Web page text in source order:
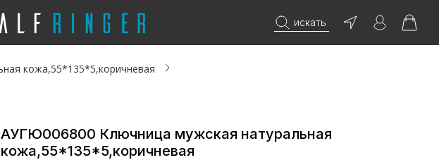
искать
кожа,55*135*5,коричневая
АУГЮ006800 Ключница мужская натуральная
кожа,55*135*5,коричневая